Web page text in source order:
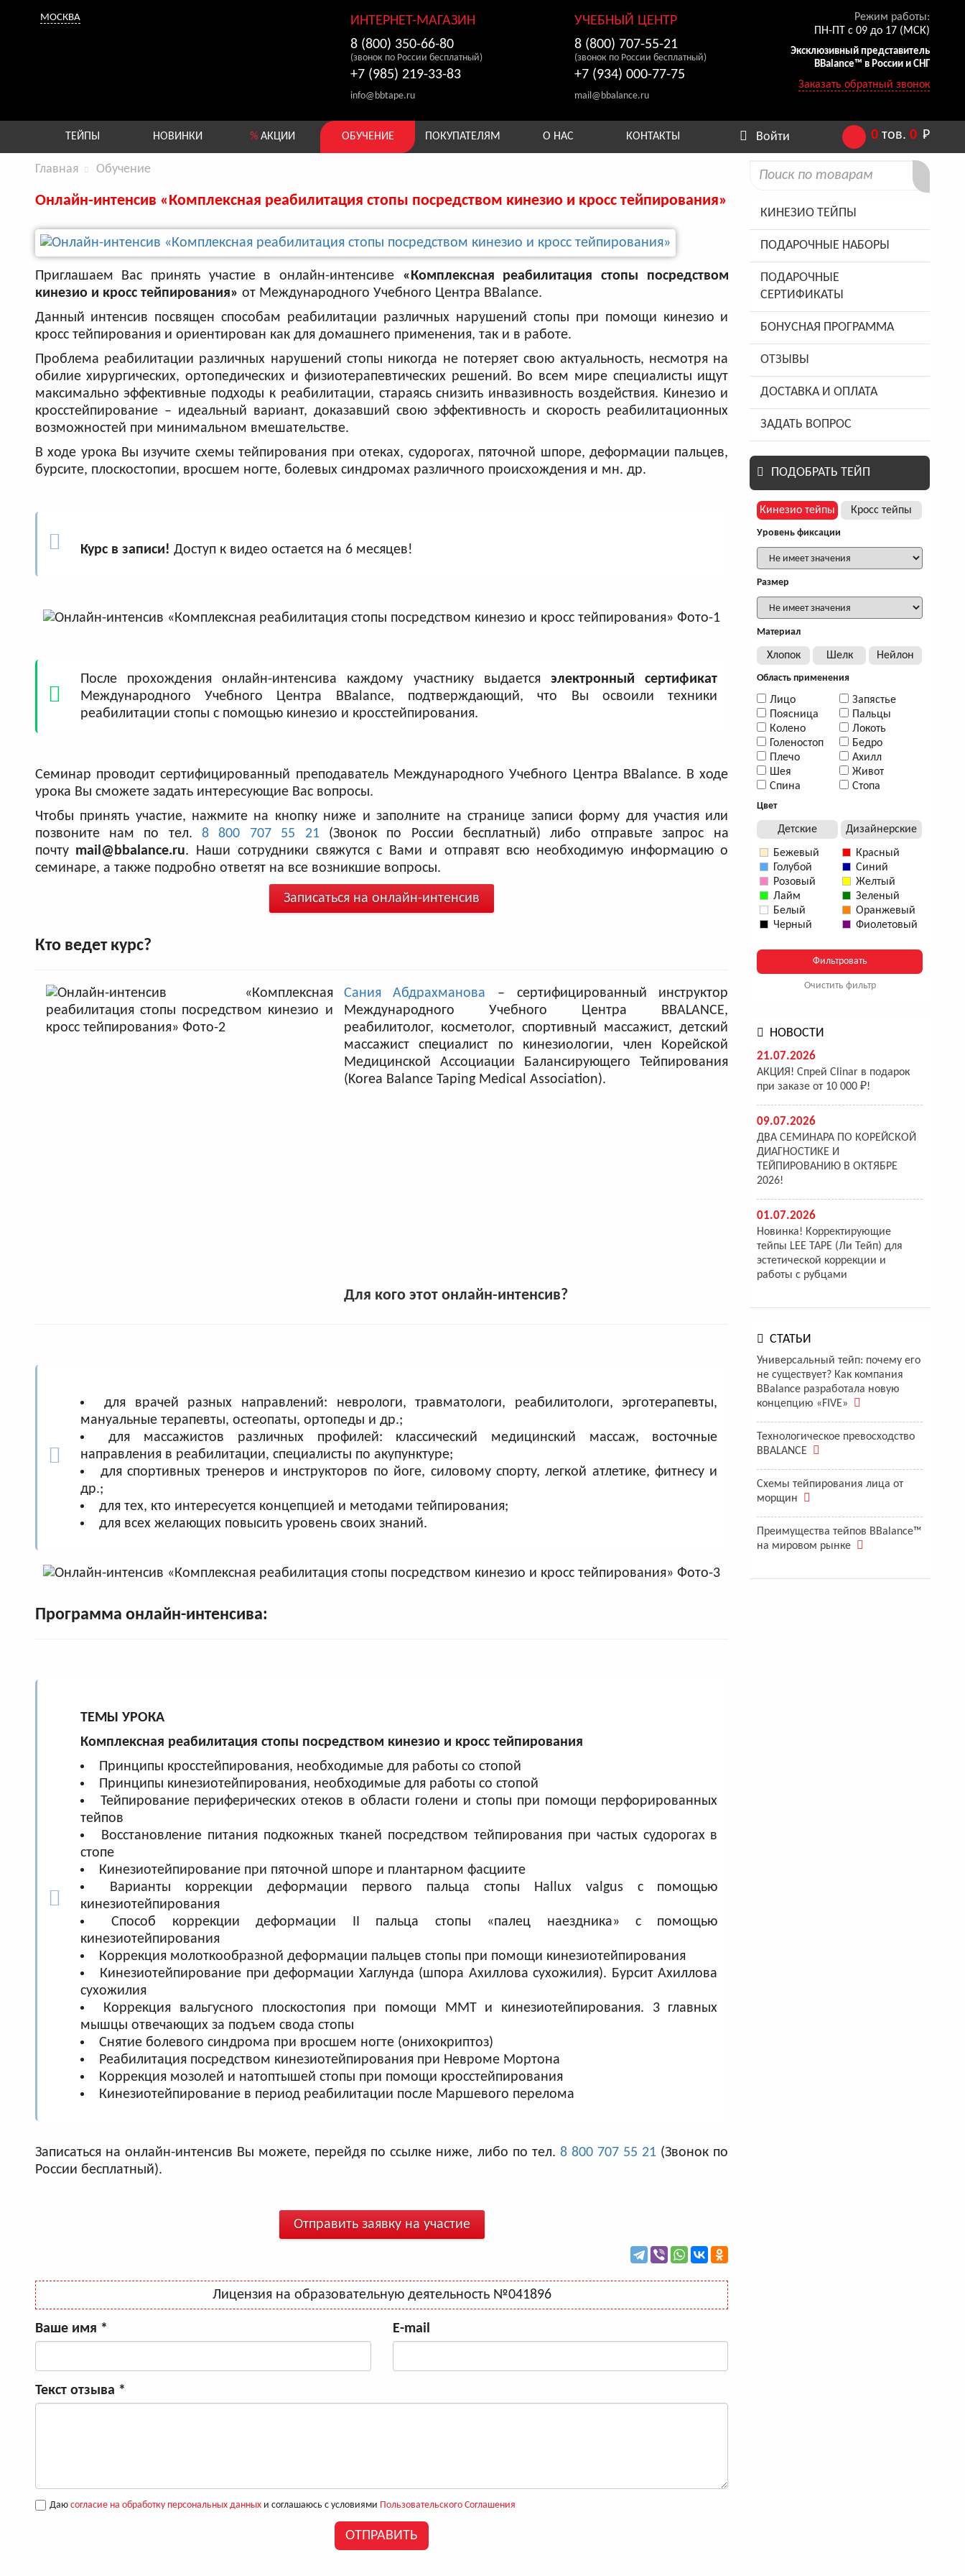
МОСКВА
ИНТЕРНЕТ-МАГАЗИН
8 (800) 350-66-80
(звонок по России бесплатный)
+7 (985) 219-33-83
info@bbtape.ru
УЧЕБНЫЙ ЦЕНТР
8 (800) 707-55-21
(звонок по России бесплатный)
+7 (934) 000-77-75
mail@bbalance.ru
Режим работы:
ПН-ПТ с 09 до 17 (МСК)
Эксклюзивный представитель
BBalance™ в России и СНГ
Заказать обратный звонок
ТЕЙПЫ НОВИНКИ % АКЦИИ ОБУЧЕНИЕ ПОКУПАТЕЛЯМ О НАС КОНТАКТЫ Войти 0 тов.0 Р
Главная Обучение
Онлайн-интенсив «Комплексная реабилитация стопы посредством кинезио и кросс тейпирования»
Приглашаем Вас принять участие в онлайн-интенсиве «Комплексная реабилитация стопы
посредством
кинезио и кросс тейпирования»​ от Международного Учебного Центра BBalance.
Данный интенсив посвящен способам реабилитации различных нарушений стопы при помощи кинезио и
кросс тейпирования и ориентирован как для домашнего применения, так и в работе.
Проблема реабилитации различных нарушений стопы никогда не потеряет свою актуальность, несмотря на
обилие хирургических, ортопедических и физиотерапевтических решений. Во всем мире специалисты ищут
максимально эффективные подходы к реабилитации, стараясь снизить инвазивность воздействия. Кинезио и
кросстейпирование – идеальный вариант, доказавший свою эффективность и скорость реабилитационных
возможностей при минимальном вмешательстве.
В ходе урока Вы изучите схемы тейпирования при отеках, судорогах, пяточной шпоре, деформации пальцев,
бурсите, плоскостопии, вросшем ногте, болевых синдромах различного происхождения и мн. др.
Курс в записи! Доступ к видео остается на 6 месяцев!
После прохождения онлайн-интенсива каждому участнику выдаетсяэлектронный сертификат
Международного Учебного Центра BBalance, подтверждающий, что Вы освоили техники
реабилитации стопы с помощью кинезио и кросстейпирования.
Семинар проводит сертифицированный преподаватель Международного Учебного Центра BBalance. В ходе
урока Вы сможете задать интересующие Вас вопросы.
Чтобы принять участие, нажмите на кнопку ниже и заполните на странице записи форму для участия или
позвоните нам по тел.8 800 707 55 21(Звонок по России бесплатный) либо отправьте запрос на
почту mail@bbalance.ru. Наши сотрудники свяжутся с Вами и отправят всю необходимую информацию о
семинаре, а также подробно ответят на все возникшие вопросы.
Записаться на онлайн-интенсив
Кто ведет курс?
Сания Абдрахманова – сертифицированный инструктор
Международного Учебного Центра BBALANCE,
реабилитолог, косметолог, спортивный массажист, детский
массажист специалист по кинезиологии, член Корейской
Медицинской Ассоциации Балансирующего Тейпирования
(Korea Balance Taping Medical Association).
Для кого этот онлайн-интенсив?
для врачей разных направлений: неврологи, травматологи, реабилитологи, эрготерапевты,
мануальные терапевты, остеопаты, ортопеды и др.;
для массажистов различных профилей: классический медицинский массаж, восточные
направления в реабилитации, специалисты по акупунктуре;
для спортивных тренеров и инструкторов по йоге, силовому спорту, легкой атлетике, фитнесу и
др.;
для тех, кто интересуется концепцией и методами тейпирования;
для всех желающих повысить уровень своих знаний.
Программа онлайн-интенсива:
ТЕМЫ УРОКА
Комплексная реабилитация стопы посредством кинезио и кросс тейпирования
Принципы кросстейпирования, необходимые для работы со стопой
Принципы кинезиотейпирования, необходимые для работы со стопой
Тейпирование периферических отеков в области голени и стопы при помощи перфорированных
тейпов
Восстановление питания подкожных тканей посредством тейпирования при частых судорогах в
стопе
Кинезиотейпирование при пяточной шпоре и плантарном фасциите
Варианты коррекции деформации первого пальца стопы Hallux valgus с помощью
кинезиотейпирования
Способ коррекции деформации II пальца стопы «палец наездника» с помощью
кинезиотейпирования
Коррекция молоткообразной деформации пальцев стопы при помощи кинезиотейпирования
Кинезиотейпирование при деформации Хаглунда (шпора Ахиллова сухожилия). Бурсит Ахиллова
сухожилия
Коррекция вальгусного плоскостопия при помощи ММТ и кинезиотейпирования. 3 главных
мышцы отвечающих за подъем свода стопы
Снятие болевого синдрома при вросшем ногте (онихокриптоз)
Реабилитация посредством кинезиотейпирования при Невроме Мортона
Коррекция мозолей и натоптышей стопы при помощи кросстейпирования
Кинезиотейпирование в период реабилитации после Маршевого перелома
Записаться на онлайн-интенсив Вы можете, перейдя по ссылке ниже, либо по тел. 8 800 707 55 21 (Звонок по
России бесплатный).
Отправить заявку на участие
Лицензия на образовательную деятельность №041896
Ваше имя * E-mail
Текст отзыва *
Даю согласие на обработку персональных данныхи соглашаюсь с условиями Пользовательского Соглашения
ОТПРАВИТЬ
КИНЕЗИО ТЕЙПЫ
ПОДАРОЧНЫЕ НАБОРЫ
ПОДАРОЧНЫЕ
СЕРТИФИКАТЫ
БОНУСНАЯ ПРОГРАММА
ОТЗЫВЫ
ДОСТАВКА И ОПЛАТА
ЗАДАТЬ ВОПРОС
ПОДОБРАТЬ ТЕЙП
Кинезио тейпы Кросс тейпы
Уровень фиксации
Размер
Материал
Хлопок Шелк Нейлон
Область применения
Лицо
Поясница
Колено
Голеностоп
Плечо
Шея
Спина
Запястье
Пальцы
Локоть
Бедро
Ахилл
Живот
Стопа
Цвет
Детские Дизайнерские
Бежевый
Голубой
Розовый
Лайм
Белый
Черный
Красный
Синий
Желтый
Зеленый
Оранжевый
Фиолетовый
Очистить фильтр
НОВОСТИ
21.07.2026
АКЦИЯ! Спрей Clinar в подарок
при заказе от 10 000 ₽!
09.07.2026
ДВА СЕМИНАРА ПО КОРЕЙСКОЙ
ДИАГНОСТИКЕ И
ТЕЙПИРОВАНИЮ В ОКТЯБРЕ
2026!
01.07.2026
Новинка! Корректирующие
тейпы LEE TAPE (Ли Тейп) для
эстетической коррекции и
работы с рубцами
СТАТЬИ
Универсальный тейп: почему его
не существует? Как компания
BBalance разработала новую
концепцию «FIVE»
Технологическое превосходство
BBALANCE
Схемы тейпирования лица от
морщин
Преимущества тейпов BBalance™
на мировом рынке